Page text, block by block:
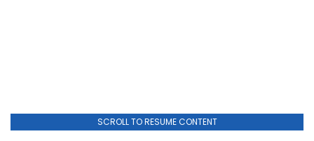
SCROLL TO RESUME CONTENT